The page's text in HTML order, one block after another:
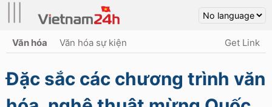
Văn hóa Văn hóa sự kiện Get Link
Đặc sắc các chương trình văn